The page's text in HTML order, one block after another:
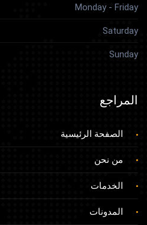
Monday - Friday
Saturday
Sunday
المراجع
الصفحة الرئيسية
من نحن
الخدمات
المدونات